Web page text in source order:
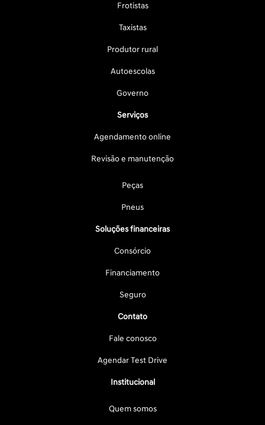
Frotistas
Taxistas
Produtor rural
Autoescolas
Governo
Serviços
Agendamento online
Revisão e manutenção
Peças
Pneus
Soluções financeiras
Consórcio
Financiamento
Seguro
Contato
Fale conosco
Agendar Test Drive
Institucional
Quem somos